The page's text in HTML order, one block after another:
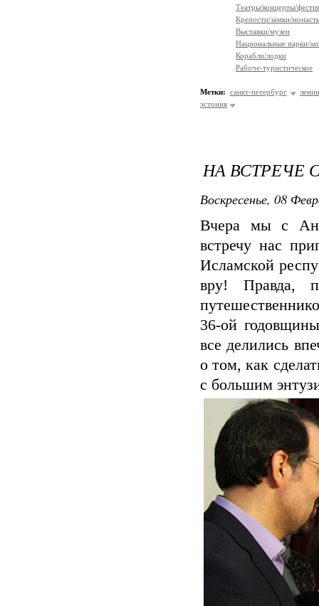
Театры/концерты/
Крепости/замки/
Выставки/музеи
Национальные парки/
Корабли/лодки
Рабоче-туристическое
Метки: санкт-петербург
эстония
НА ВСТРЕЧЕ
Воскресенье, 08
Вчера мы с
встречу нас
Исламской
вру! Правда,
36-ой
все делились
о том, как
с большим